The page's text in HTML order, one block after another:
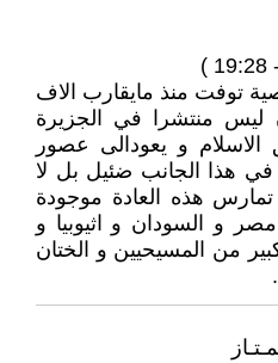
توفت منذ مايقارب الاف
ليس منتشرا في الجزيرة
الاسلام و يعودالى عصور
هذا الجانب ضئيل بل لا
تمارس هذه العادة موجودة
و السودان و اثيوبيا و
كبير من المسيحيين و الختان